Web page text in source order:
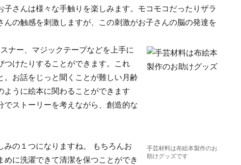
さんは様々な手触りを楽しみます。モコモコだったりザラ
の触感を刺激しますが、この刺激がお子さんの脳の発達を
手芸材料は布絵本製作のお
助けグッズです
ナー、マジックテープなどを上手に
つけたりすることができます。これ
お話をじっと聞くことが難しい月齢
うに絵本に関わることができます
でストーリーを考えながら、創造的な
みの１つになりますね。 もちろんお
に洗濯できて清潔を保つことができ